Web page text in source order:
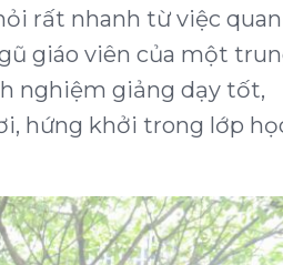
rất nhanh từ việc quan
giáo viên của một
nghiệm giảng dạy tốt,
hứng khởi trong lớp